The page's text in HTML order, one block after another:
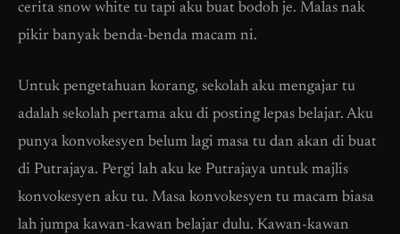
cerita snow white tu tapi aku buat bodoh je. Malas nak
pikir banyak benda-benda macam ni.
Untuk pengetahuan korang, sekolah aku mengajar tu
adalah sekolah pertama aku di posting lepas belajar. Aku
punya konvokesyen belum lagi masa tu dan akan di buat
di Putrajaya. Pergi lah aku ke Putrajaya untuk majlis
konvokesyen aku tu. Masa konvokesyen tu macam biasa
lah jumpa kawan-kawan belajar dulu. Kawan-kawan